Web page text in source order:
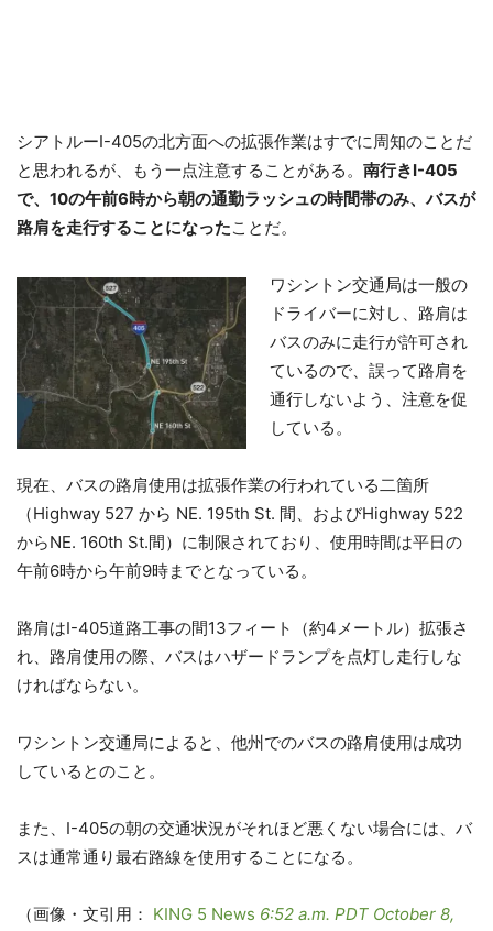
シアトルーI-405の北方面への拡張作業はすでに周知のことだ
と思われるが、もう一点注意することがある。 南行きI-405
で、10の午前6時から朝の通勤ラッシュの時間帯のみ、バスが
路肩を走行することになったことだ。
ワシントン交通局は一般の
ドライバーに対し、路肩は
バスのみに走行が許可され
ているので、誤って路肩を
通行しないよう、注意を促
している。
現在、バスの路肩使用は拡張作業の行われている二箇所
（Highway 527 から NE. 195th St. 間、およびHighway 522
からNE. 160th St.間）に制限されており、使用時間は平日の
午前6時から午前9時までとなっている。
路肩はI-405道路工事の間13フィート（約4メートル）拡張さ
れ、路肩使用の際、バスはハザードランプを点灯し走行しな
ければならない。
ワシントン交通局によると、他州でのバスの路肩使用は成功
しているとのこと。
また、I-405の朝の交通状況がそれほど悪くない場合には、バ
スは通常通り最右路線を使用することになる。
（画像・文引用： KING 5 News 6:52 a.m. PDT October 8,